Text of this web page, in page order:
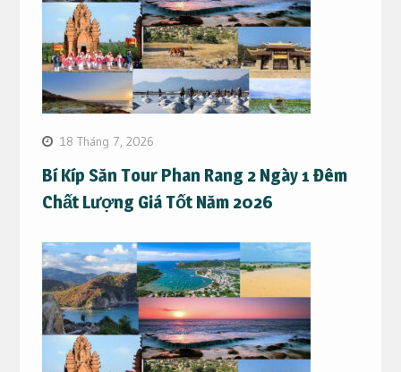
18 Tháng 7, 2026
Bí Kíp Săn Tour Phan Rang 2 Ngày 1 Đêm
Chất Lượng Giá Tốt Năm 2026